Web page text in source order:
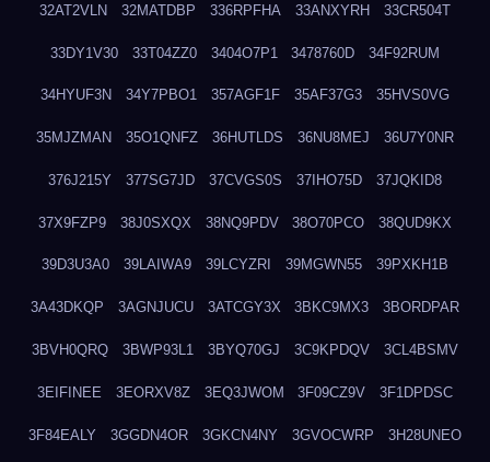
32AT2VLN 32MATDBP 336RPFHA 33ANXYRH 33CR504T
33DY1V30 33T04ZZ0 3404O7P1 3478760D 34F92RUM
34HYUF3N 34Y7PBO1 357AGF1F 35AF37G3 35HVS0VG
35MJZMAN 35O1QNFZ 36HUTLDS 36NU8MEJ 36U7Y0NR
376J215Y 377SG7JD 37CVGS0S 37IHO75D 37JQKID8
37X9FZP9 38J0SXQX 38NQ9PDV 38O70PCO 38QUD9KX
39D3U3A0 39LAIWA9 39LCYZRI 39MGWN55 39PXKH1B
3A43DKQP 3AGNJUCU 3ATCGY3X 3BKC9MX3 3BORDPAR
3BVH0QRQ 3BWP93L1 3BYQ70GJ 3C9KPDQV 3CL4BSMV
3EIFINEE 3EORXV8Z 3EQ3JWOM 3F09CZ9V 3F1DPDSC
3F84EALY 3GGDN4OR 3GKCN4NY 3GVOCWRP 3H28UNEO